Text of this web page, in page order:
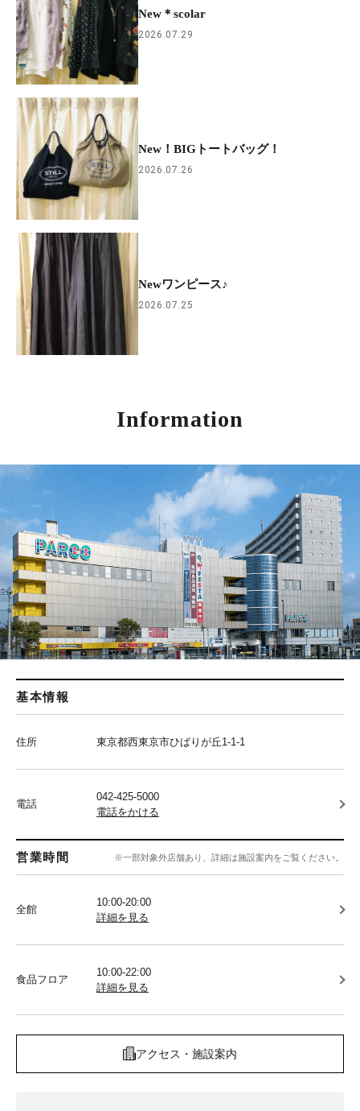
New＊scolar
2026.07.29
New！BIGトートバッグ！
2026.07.26
Newワンピース♪
2026.07.25
Information
基本情報
住所 東京都西東京市ひばりが丘1-1-1
電話
042-425-5000
電話をかける
営業時間 ※一部対象外店舗あり、詳細は施設案内をご覧ください。
全館
10:00-20:00
詳細を見る
食品フロア
10:00-22:00
詳細を見る
アクセス・施設案内